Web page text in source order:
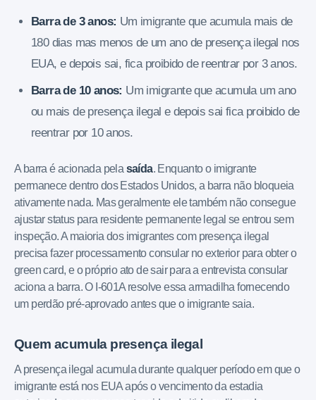
Barra de 3 anos: Um imigrante que acumula mais de
180 dias mas menos de um ano de presença ilegal nos
EUA, e depois sai, fica proibido de reentrar por 3 anos.
Barra de 10 anos: Um imigrante que acumula um ano
ou mais de presença ilegal e depois sai fica proibido de
reentrar por 10 anos.
A barra é acionada pela saída. Enquanto o imigrante
permanece dentro dos Estados Unidos, a barra não bloqueia
ativamente nada. Mas geralmente ele também não consegue
ajustar status para residente permanente legal se entrou sem
inspeção. A maioria dos imigrantes com presença ilegal
precisa fazer processamento consular no exterior para obter o
green card, e o próprio ato de sair para a entrevista consular
aciona a barra. O I-601A resolve essa armadilha fornecendo
um perdão pré-aprovado antes que o imigrante saia.
Quem acumula presença ilegal
A presença ilegal acumula durante qualquer período em que o
imigrante está nos EUA após o vencimento da estadia